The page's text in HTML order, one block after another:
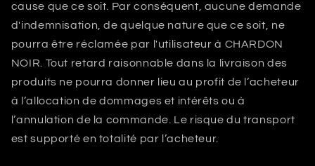
cause que ce soit. Par conséquent, aucune demande
d'indemnisation, de quelque nature que ce soit, ne
pourra être réclamée par l'utilisateur à CHARDON
NOIR. Tout retard raisonnable dans la livraison des
produits ne pourra donner lieu au profit de l’acheteur
à l’allocation de dommages et intérêts ou à
l’annulation de la commande. Le risque du transport
est supporté en totalité par l’acheteur.